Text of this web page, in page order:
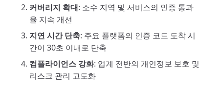
커버리지 확대: 소수 지역 및 서비스의 인증 통과
율 지속 개선
지연 시간 단축: 주요 플랫폼의 인증 코드 도착 시
간이 30초 이내로 단축
컴플라이언스 강화: 업계 전반의 개인정보 보호 및
리스크 관리 고도화